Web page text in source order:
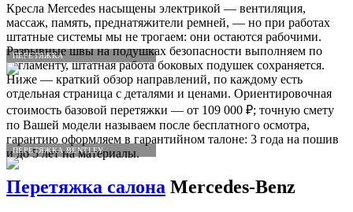
ПЕРЕТЯЖКА
ПЕРЕТЯЖКА BENTLEY
Кресла Mercedes насыщены электрикой — вентиляция,
массаж, память, преднатяжители ремней, — но при работах
штатные системы мы не трогаем: они остаются рабочими.
Разрывные швы на подушках безопасности выполняем по
регламенту, штатная работа боковых подушек сохраняется.
Ниже — краткий обзор направлений, по каждому есть
отдельная страница с деталями и ценами. Ориентировочная
стоимость базовой перетяжки — от 109 000 ₽; точную смету
по Вашей модели называем после бесплатного осмотра,
гарантию оформляем в гарантийном талоне: 3 года на пошив
и до 5 лет на материалы.
Перетяжка салона Mercedes-Benz